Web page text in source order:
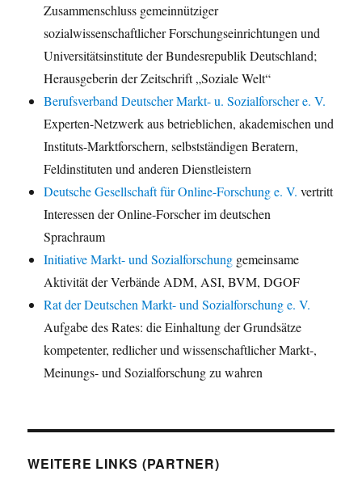
Zusammenschluss gemeinnütziger
sozialwissenschaftlicher Forschungseinrichtungen und
Universitätsinstitute der Bundesrepublik Deutschland;
Herausgeberin der Zeitschrift „Soziale Welt“
Berufsverband Deutscher Markt- u. Sozialforscher e. V.
Experten-Netzwerk aus betrieblichen, akademischen und
Instituts-Marktforschern, selbstständigen Beratern,
Feldinstituten und anderen Dienstleistern
Deutsche Gesellschaft für Online-Forschung e. V. vertritt
Interessen der Online-Forscher im deutschen
Sprachraum
Initiative Markt- und Sozialforschung gemeinsame
Aktivität der Verbände ADM, ASI, BVM, DGOF
Rat der Deutschen Markt- und Sozialforschung e. V.
Aufgabe des Rates: die Einhaltung der Grundsätze
kompetenter, redlicher und wissenschaftlicher Markt-,
Meinungs- und Sozialforschung zu wahren
WEITERE LINKS (PARTNER)